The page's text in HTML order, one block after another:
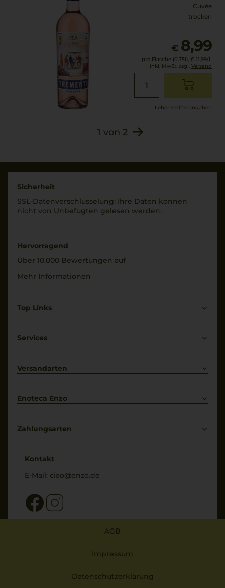
Lagerpotential
Allergenhinweis
enthält Sulfite
Traubenmostkonzentra
t, Antioxidantien und
KALIUMMETABISULFIT).
Cuvée
trocken
€ 8,99
pro Flasche (0.75l), € 11,99/L
inkl. MwSt. zzgl. Versand
Lebensmittel­angaben
1 von 2
Sicherheit
SSL-Daten­verschlüs­selung: Ihre Daten können
nicht von Unbe­fugten gelesen werden.
Hervorragend
Über 10.000 Bewertungen auf
Mehr Informationen
Top Links
Weißwein
Services
Kontakt
Versandarten
Enoteca Enzo
Bewertungs-Richtlinien
Zahlungsarten
Kontakt
E-Mail: ciao@enzo.de
AGB
Impressum
Datenschutzerklärung